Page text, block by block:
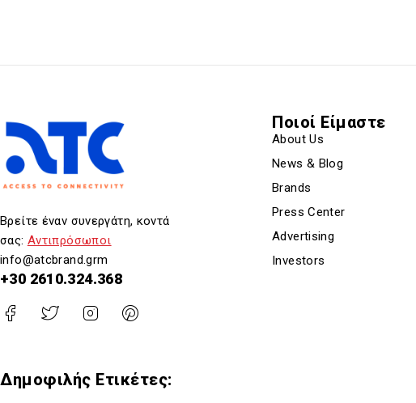
Βρείτε έναν συνεργάτη, κοντά
σας: Αντιπρόσωποι
info@atcbrand.grm
+30 2610.324.368
Ποιοί Είμαστε
About Us
News & Blog
Brands
Press Center
Advertising
Investors
Δημοφιλής Ετικέτες: